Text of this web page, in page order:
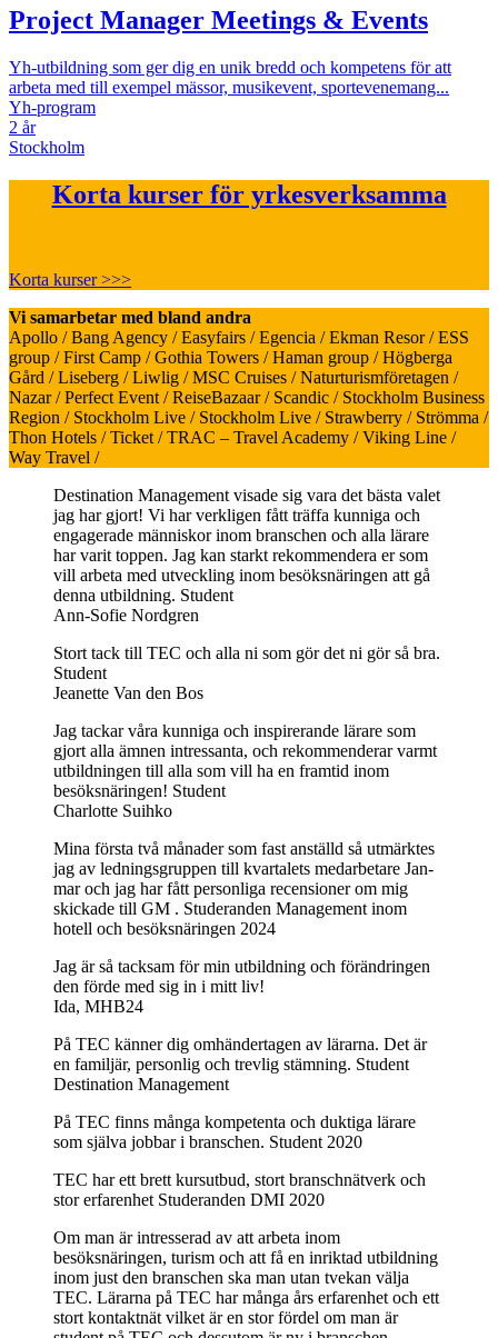
Project Manager Meetings & Events
Yh-utbildning som ger dig en unik bredd och kompetens för att
arbeta med till exempel mässor, musikevent, sportevenemang...
Yh-program
2 år
Stockholm
Korta kurser för yrkesverksamma
Korta kurser >>>
Vi samarbetar med bland andra
Apollo / Bang Agency / Easyfairs / Egencia / Ekman Resor / ESS
group / First Camp / Gothia Towers / Haman group / Högberga
Gård / Liseberg / Liwlig / MSC Cruises / Naturturismföretagen /
Nazar / Perfect Event / ReiseBazaar / Scandic / Stockholm Business
Region / Stockholm Live / Stockholm Live / Strawberry / Strömma /
Thon Hotels / Ticket / TRAC – Travel Academy / Viking Line /
Way Travel /
Destination Management visade sig vara det bästa valet
jag har gjort! Vi har verkligen fått träffa kunniga och
engagerade människor inom branschen och alla lärare
har varit toppen. Jag kan starkt rekommendera er som
vill arbeta med utveckling inom besöksnäringen att gå
denna utbildning. Student
Ann-Sofie Nordgren
Stort tack till TEC och alla ni som gör det ni gör så bra.
Student
Jeanette Van den Bos
Jag tackar våra kunniga och inspirerande lärare som
gjort alla ämnen intressanta, och rekommenderar varmt
utbildningen till alla som vill ha en framtid inom
besöksnäringen! Student
Charlotte Suihko
Mina första två månader som fast anställd så utmärktes
jag av ledningsgruppen till kvartalets medarbetare Jan-
mar och jag har fått personliga recensioner om mig
skickade till GM . Studeranden Management inom
hotell och besöksnäringen 2024
Jag är så tacksam för min utbildning och förändringen
den förde med sig in i mitt liv!
Ida, MHB24
På TEC känner dig omhändertagen av lärarna. Det är
en familjär, personlig och trevlig stämning. Student
Destination Management
På TEC finns många kompetenta och duktiga lärare
som själva jobbar i branschen. Student 2020
TEC har ett brett kursutbud, stort branschnätverk och
stor erfarenhet Studeranden DMI 2020
Om man är intresserad av att arbeta inom
besöksnäringen, turism och att få en inriktad utbildning
inom just den branschen ska man utan tvekan välja
TEC. Lärarna på TEC har många års erfarenhet och ett
stort kontaktnät vilket är en stor fördel om man är